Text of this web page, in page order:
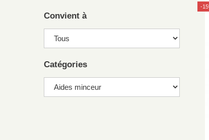
-
Convient à
Catégories